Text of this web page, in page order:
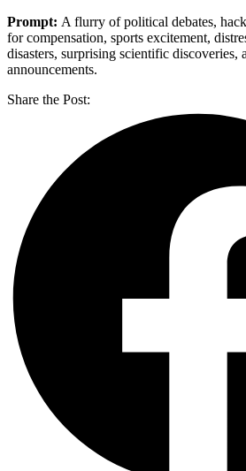
Prompt: A flurry of political debates,
for compensation, sports excitement,
disasters, surprising scientific discoveries,
announcements.
Share the Post: